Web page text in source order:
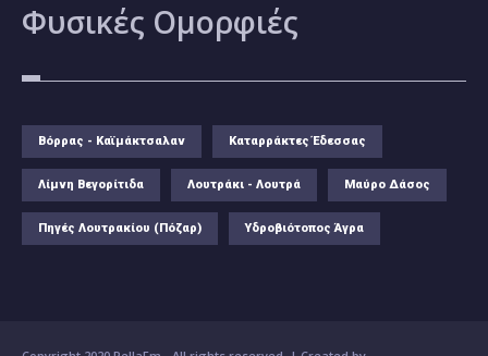
Φυσικές Ομορφιές
Βόρρας - Καϊμάκτσαλαν Καταρράκτες Έδεσσας
Λίμνη Βεγορίτιδα Λουτράκι - Λουτρά Μαύρο Δάσος
Πηγές Λουτρακίου (Πόζαρ) Υδροβιότοπος Άγρα